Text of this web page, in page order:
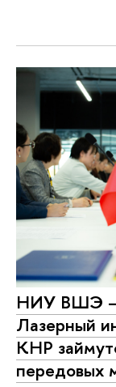
НИУ ВШЭ —
Лазерный
КНР
передовых